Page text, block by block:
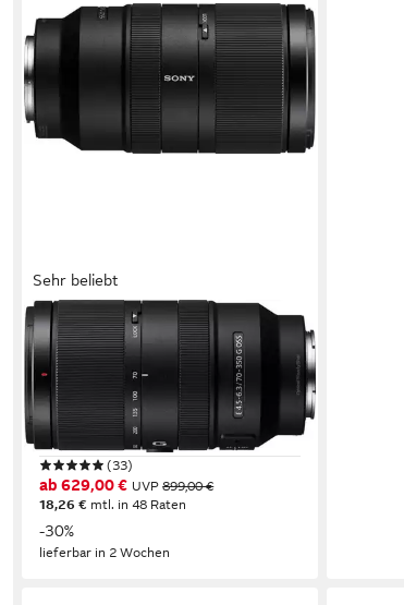
Sehr beliebt
SONY
SEL-70350G E-Mount Super-
Telezoom Objektiv
70 bis 350 mm
625 g Gewicht
Anschluss
(33)
ab 629,00 € UVP899,00 €
18,26 € mtl. in 48 Raten
-30%
lieferbar in 2 Wochen